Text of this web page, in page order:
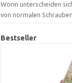
Worin unterscheiden
von normalen
Bestseller